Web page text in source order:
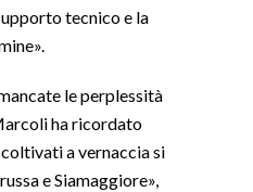
tecnico e la
le perplessità
ha ricordato
a vernaccia si
e Siamaggiore»,